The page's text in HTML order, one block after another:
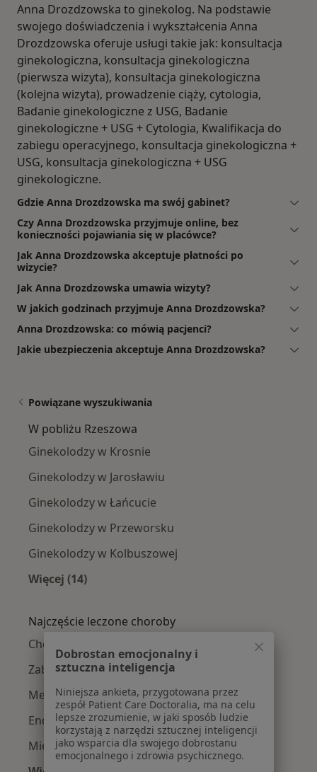
Anna Drozdzowska to ginekolog. Na podstawie
swojego doświadczenia i wykształcenia Anna
Drozdzowska oferuje usługi takie jak: konsultacja
ginekologiczna, konsultacja ginekologiczna
(pierwsza wizyta), konsultacja ginekologiczna
(kolejna wizyta), prowadzenie ciąży, cytologia,
Badanie ginekologiczne z USG, Badanie
ginekologiczne + USG + Cytologia, Kwalifikacja do
zabiegu operacyjnego, konsultacja ginekologiczna +
USG, konsultacja ginekologiczna + USG
ginekologiczne.
Gdzie Anna Drozdzowska ma swój gabinet?
Czy Anna Drozdzowska przyjmuje online, bez
konieczności pojawiania się w placówce?
Jak Anna Drozdzowska akceptuje płatności po
wizycie?
Jak Anna Drozdzowska umawia wizyty?
W jakich godzinach przyjmuje Anna Drozdzowska?
Anna Drozdzowska: co mówią pacjenci?
Jakie ubezpieczenia akceptuje Anna Drozdzowska?
Powiązane wyszukiwania
W pobliżu Rzeszowa
Ginekolodzy w Krosnie
Ginekolodzy w Jarosławiu
Ginekolodzy w Łańcucie
Ginekolodzy w Przeworsku
Ginekolodzy w Kolbuszowej
Więcej (14)
Najczęście leczone choroby
Choroby ginekologiczne w Rzeszowie
Zaburzenia miesiączkowania w Rzeszowie
Menopauza w Rzeszowie
Endometrioza w Rzeszowie
Mięśniaki macicy w Rzeszowie
Dobrostan emocjonalny i
sztuczna inteligencja
Niniejsza ankieta, przygotowana przez
zespół Patient Care Doctoralia, ma na celu
lepsze zrozumienie, w jaki sposób ludzie
korzystają z narzędzi sztucznej inteligencji
jako wsparcia dla swojego dobrostanu
emocjonalnego i zdrowia psychicznego.